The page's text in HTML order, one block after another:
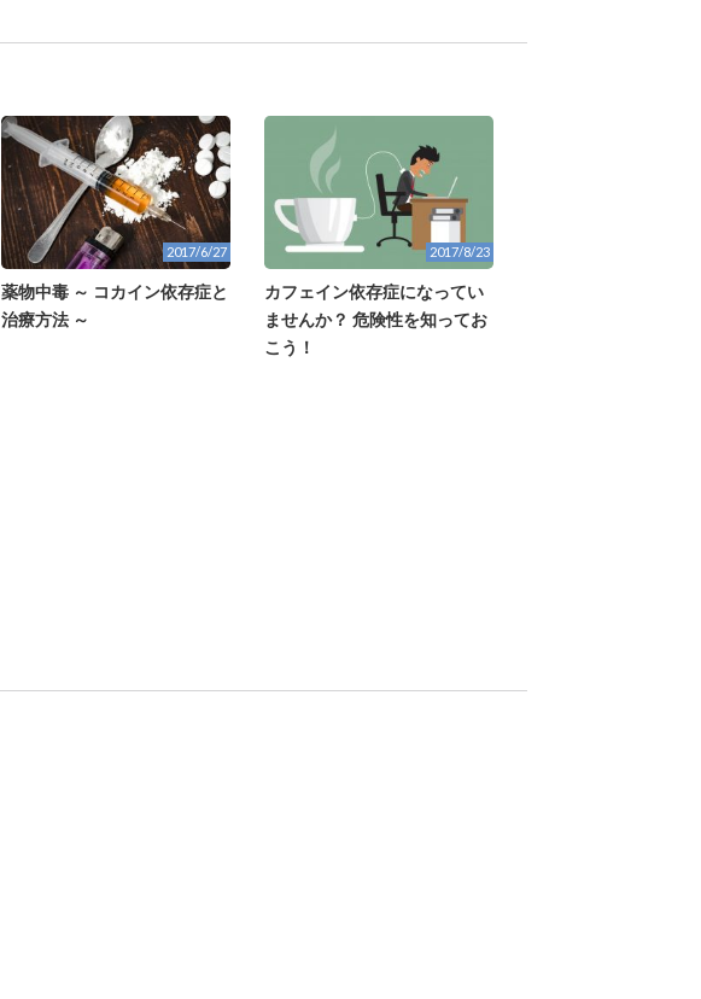
2017/6/27
薬物中毒 ～ コカイン依存症と
治療方法 ～
2017/8/23
カフェイン依存症になってい
ませんか？ 危険性を知ってお
こう！